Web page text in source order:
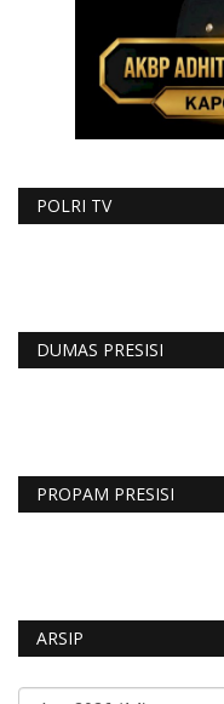
POLRI TV
DUMAS PRESISI
PROPAM PRESISI
ARSIP